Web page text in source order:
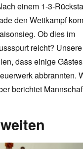
einem 1-3-
den Wettkampf
Ob dies im
reicht?
dass einige
abbrannten.
berichtet